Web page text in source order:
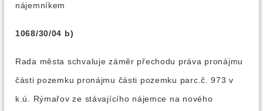
nájemníkem
1068/30/04 b)
Rada města schvaluje záměr přechodu práva pronájmu
části pozemku pronájmu části pozemku parc.č. 973 v
k.ú. Rýmařov ze stávajícího nájemce na nového